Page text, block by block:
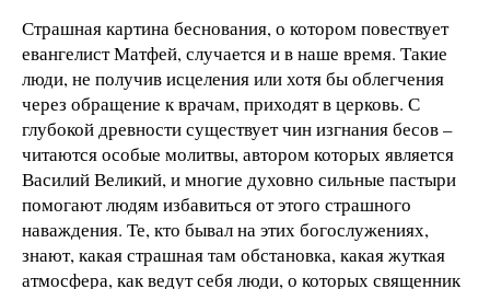
Страшная картина беснования, о котором повествует
евангелист Матфей, случается и в наше время. Такие
люди, не получив исцеления или хотя бы облегчения
через обращение к врачам, приходят в церковь. С
глубокой древности существует чин изгнания бесов –
читаются особые молитвы, автором которых является
Василий Великий, и многие духовно сильные пастыри
помогают людям избавиться от этого страшного
наваждения. Те, кто бывал на этих богослужениях,
знают, какая страшная там обстановка, какая жуткая
атмосфера, как ведут себя люди, о которых священник